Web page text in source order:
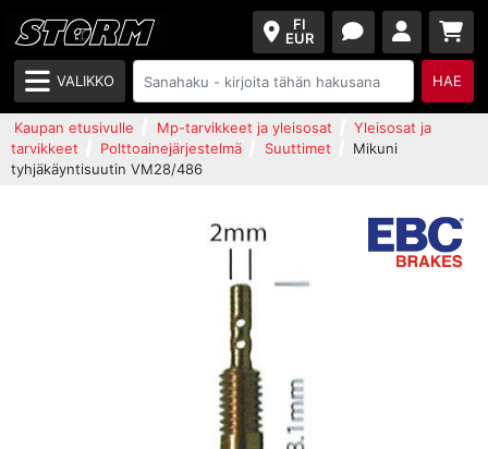
FI
EUR
VALIKKO HAE
Kaupan etusivulle Mp-tarvikkeet ja yleisosat
Yleisosat ja
tarvikkeet
Polttoainejärjestelmä Suuttimet
Mikuni
tyhjäkäyntisuutin VM28/486